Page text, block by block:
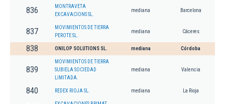
836
MONTRAVETA
EXCAVACIONS SL.
mediana Barcelona
837
MOVIMIENTOS DE TIERRA
PEROTE SL.
mediana Cáceres
838 ONILOP SOLUTIONS SL. mediana Córdoba
839
MOVIMIENTOS DE TIERRA
SUBIELA SOCIEDAD
LIMITADA.
mediana Valencia
840 REDEX RIOJA SL. mediana La Rioja